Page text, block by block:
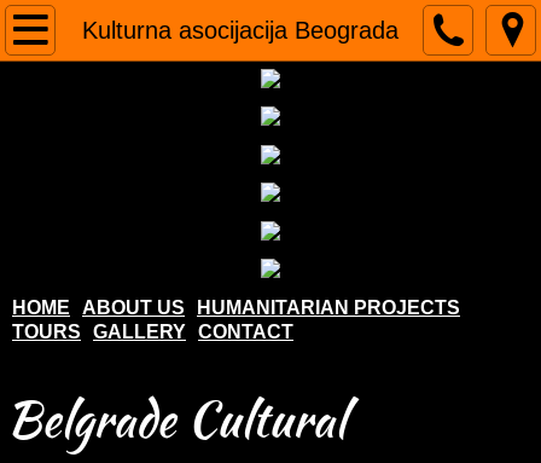
Kulturna asocijacija Beograda
Home
Humanitarian projects
Contact
HOME ABOUT US
HUMANITARIAN PROJECTS
TOURS
GALLERY CONTACT
Belgrade Cultural